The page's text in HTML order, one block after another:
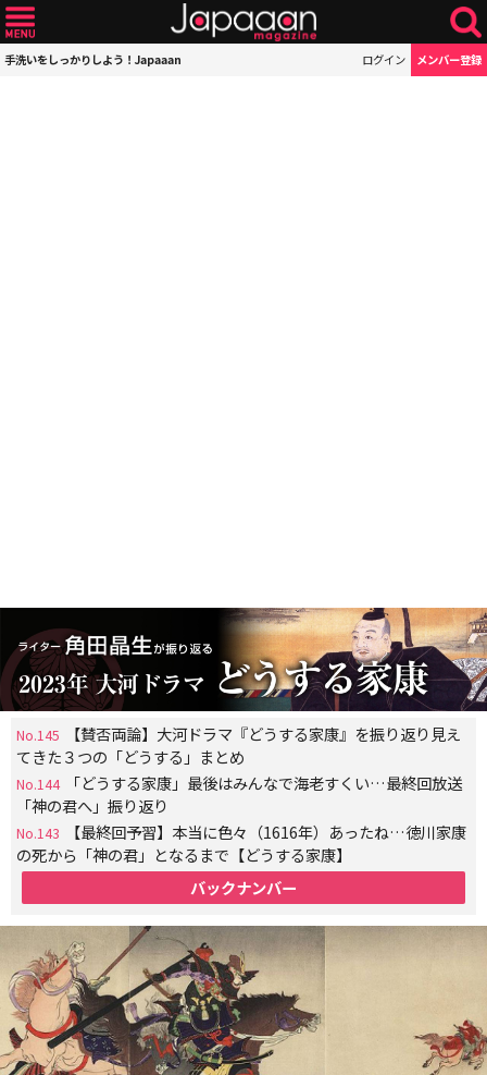
手洗いをしっかりしよう！Japaaan ログイン メンバー登録
No.145
【賛否両論】大河ドラマ『どうする家康』を振り返り見え
てきた３つの「どうする」まとめ
No.144
「どうする家康」最後はみんなで海老すくい…最終回放送
「神の君へ」振り返り
No.143
【最終回予習】本当に色々（1616年）あったね…徳川家康
の死から「神の君」となるまで【どうする家康】
バックナンバー